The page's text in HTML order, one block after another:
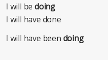
I will be doing
I will have done
I will have been doing